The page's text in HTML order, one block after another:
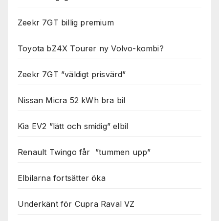
Zeekr 7GT billig premium
Toyota bZ4X Tourer ny Volvo-kombi?
Zeekr 7GT ”väldigt prisvärd”
Nissan Micra 52 kWh bra bil
Kia EV2 ”lätt och smidig” elbil
Renault Twingo får ”tummen upp”
Elbilarna fortsätter öka
Underkänt för Cupra Raval VZ
Genom att dela
och erbjudanden.